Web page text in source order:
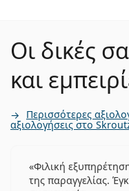
Οι δικές
και
Περισσότερες
αξιολογήσεις στο
Φιλική
της παραγγελίας.